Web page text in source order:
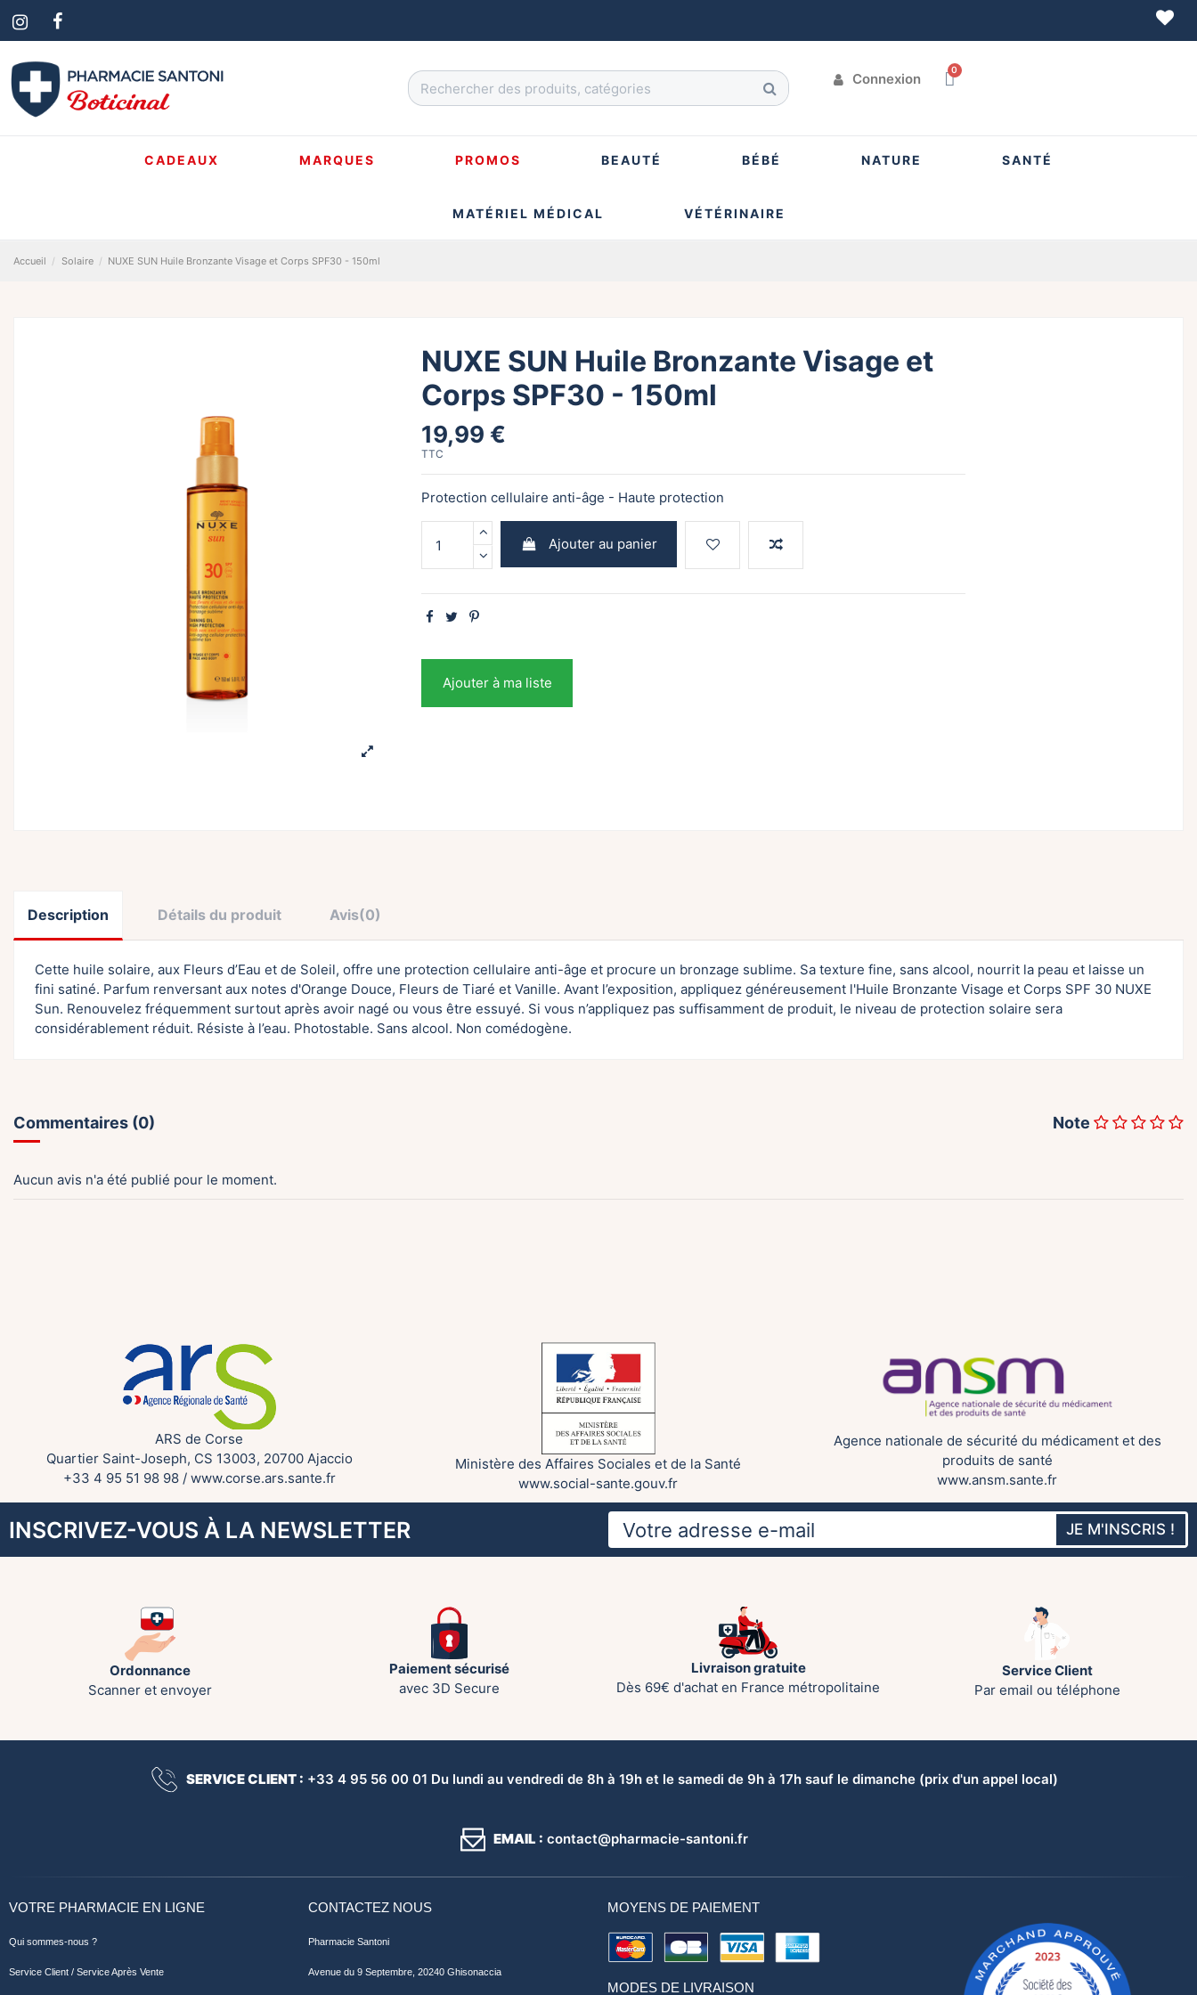
Connexion
CADEAUX MARQUES PROMOS BEAUTÉ BÉBÉ NATURE SANTÉ
MATÉRIEL MÉDICAL VÉTÉRINAIRE
Accueil Solaire NUXE SUN Huile Bronzante Visage et Corps SPF30 - 150ml
NUXE SUN Huile Bronzante Visage et
Corps SPF30 - 150ml
19,99 €
TTC
Protection cellulaire anti-âge - Haute protection
Ajouter au panier
Ajouter à ma liste
Description Détails du produit Avis(0)
Cette huile solaire, aux Fleurs d’Eau et de Soleil, offre une protection cellulaire anti-âge et procure un bronzage sublime. Sa texture fine, sans alcool, nourrit la peau et laisse un
fini satiné. Parfum renversant aux notes d'Orange Douce, Fleurs de Tiaré et Vanille. Avant l’exposition, appliquez généreusement l'Huile Bronzante Visage et Corps SPF 30 NUXE
Sun. Renouvelez fréquemment surtout après avoir nagé ou vous être essuyé. Si vous n’appliquez pas suffisamment de produit, le niveau de protection solaire sera
considérablement réduit. Résiste à l’eau. Photostable. Sans alcool. Non comédogène.
Note
Commentaires (0)
Aucun avis n'a été publié pour le moment.
ARS de Corse
Quartier Saint-Joseph, CS 13003, 20700 Ajaccio
+33 4 95 51 98 98/ www.corse.ars.sante.fr
Ministère des Affaires Sociales et de la Santé
www.social-sante.gouv.fr
Agence nationale de sécurité du médicament et des
produits de santé
www.ansm.sante.fr
INSCRIVEZ-VOUS À LA NEWSLETTER JE M'INSCRIS !
Ordonnance
Scanner et envoyer
Paiement sécurisé
avec 3D Secure
Livraison gratuite
Dès 69€ d'achat en France métropolitaine
Service Client
Par email ou téléphone
SERVICE CLIENT : +33 4 95 56 00 01 Du lundi au vendredi de 8h à 19h et le samedi de 9h à 17h sauf le dimanche (prix d'un appel local)
EMAIL : contact@pharmacie-santoni.fr
VOTRE PHARMACIE EN LIGNE
Qui sommes-nous ?
Service Client / Service Après Vente
CONTACTEZ NOUS
Pharmacie Santoni
Avenue du 9 Septembre, 20240 Ghisonaccia
MOYENS DE PAIEMENT
MODES DE LIVRAISON